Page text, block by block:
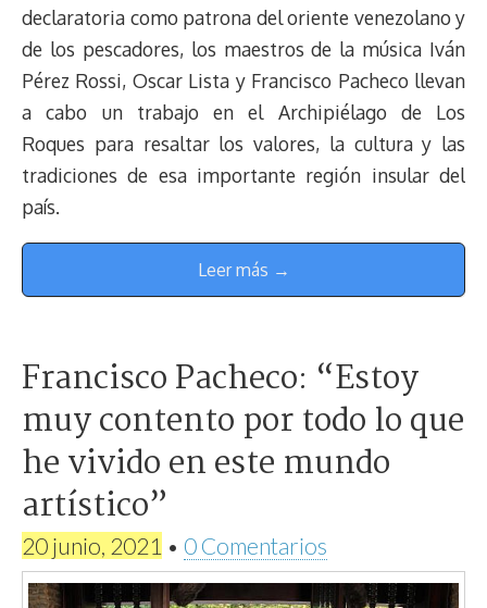
declaratoria como patrona del oriente venezolano y
de los pescadores, los maestros de la música Iván
Pérez Rossi, Oscar Lista y Francisco Pacheco llevan
a cabo un trabajo en el Archipiélago de Los
Roques para resaltar los valores, la cultura y las
tradiciones de esa importante región insular del
país.
Leer más →
Francisco Pacheco: “Estoy
muy contento por todo lo que
he vivido en este mundo
artístico”
20 junio, 2021 • 0 Comentarios